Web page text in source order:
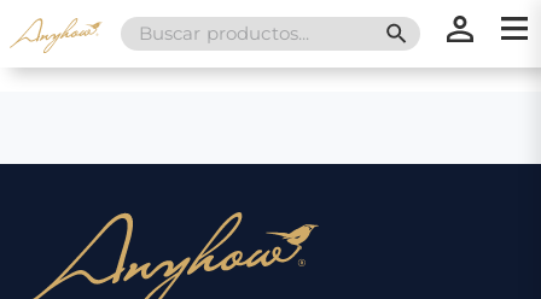
Search
for:
SEARCH
Nosotros
Catálogo